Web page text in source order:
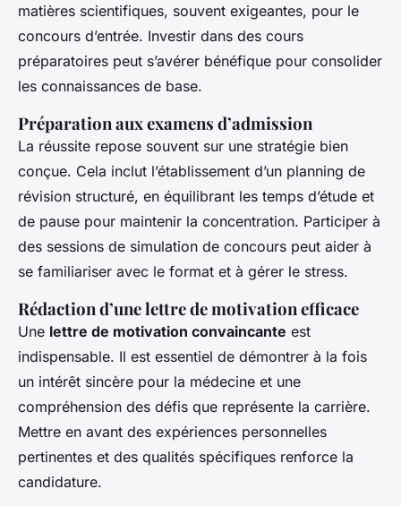
matières scientifiques, souvent exigeantes, pour le
concours d’entrée. Investir dans des cours
préparatoires peut s’avérer bénéfique pour consolider
les connaissances de base.
Préparation aux examens d’admission
La réussite repose souvent sur une stratégie bien
conçue. Cela inclut l’établissement d’un planning de
révision structuré, en équilibrant les temps d’étude et
de pause pour maintenir la concentration. Participer à
des sessions de simulation de concours peut aider à
se familiariser avec le format et à gérer le stress.
Rédaction d’une lettre de motivation efficace
Une lettre de motivation convaincante est
indispensable. Il est essentiel de démontrer à la fois
un intérêt sincère pour la médecine et une
compréhension des défis que représente la carrière.
Mettre en avant des expériences personnelles
pertinentes et des qualités spécifiques renforce la
candidature.